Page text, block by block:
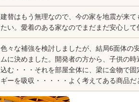
建替はもう無理なので、今の家を地震が来
たい。愛着のある家なのでまだまだ安心し
色々な補強を検討しましたが、結局6面体の
ムに決めました。開発者の方から、子供の
込む・・・それを部屋全体に、梁に金物で
ギーを吸収・・・・・よく考えてある商品